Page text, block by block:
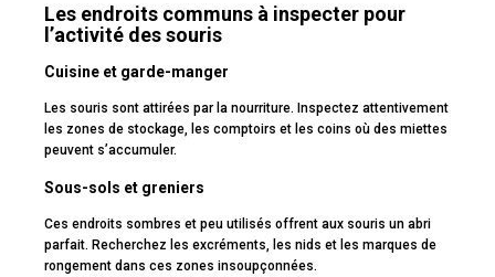
Les endroits communs à inspecter pour
l’activité des souris
Cuisine et garde-manger
Les souris sont attirées par la nourriture. Inspectez attentivement
les zones de stockage, les comptoirs et les coins où des miettes
peuvent s’accumuler.
Sous-sols et greniers
Ces endroits sombres et peu utilisés offrent aux souris un abri
parfait. Recherchez les excréments, les nids et les marques de
rongement dans ces zones insoupçonnées.